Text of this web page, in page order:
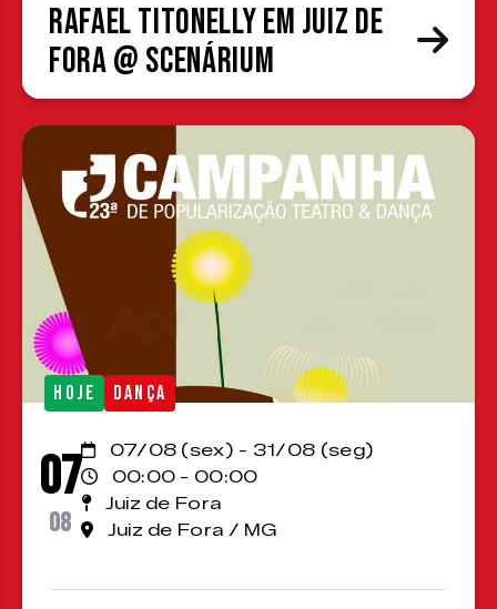
Rafael Titonelly em Juiz de
Fora @ Scenárium
HOJE DANÇA
07
08
07/08 (sex) - 31/08 (seg)
00:00 - 00:00
Juiz de Fora
Juiz de Fora / MG